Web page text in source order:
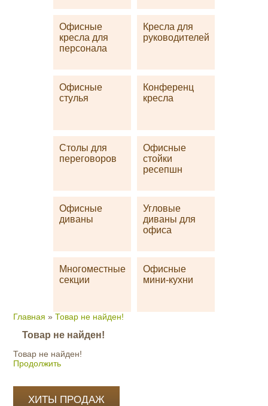
Офисные
кресла для
персонала
Кресла для
руководителей
Офисные
стулья
Конференц
кресла
Столы для
переговоров
Офисные
стойки
ресепшн
Офисные
диваны
Угловые
диваны для
офиса
Многоместные
секции
Офисные
мини-кухни
Главная » Товар не найден!
Товар не найден!
Товар не найден!
Продолжить
ХИТЫ ПРОДАЖ